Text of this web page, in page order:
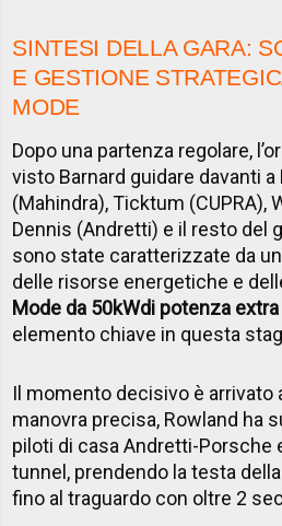
SINTESI DELLA GARA:
E GESTIONE
MODE
Dopo una partenza regolare,
visto Barnard guidare davanti a
(Mahindra), Ticktum (CUPRA),
Dennis (Andretti) e il resto del
sono state caratterizzate da
delle risorse energetiche e
Mode da 50kWdi potenza
elemento chiave in questa
Il momento decisivo è arrivato
manovra precisa, Rowland ha
piloti di casa Andretti-Porsche
tunnel, prendendo la testa
fino al traguardo con oltre 2